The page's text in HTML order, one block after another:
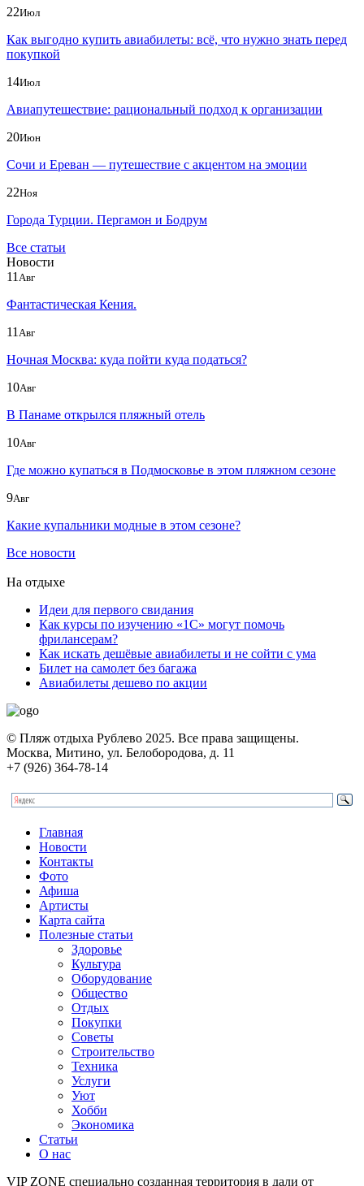
22Июл
Как выгодно купить авиабилеты: всё, что нужно знать перед
покупкой
14Июл
Авиапутешествие: рациональный подход к организации
20Июн
Сочи и Ереван — путешествие с акцентом на эмоции
22Ноя
Города Турции. Пергамон и Бодрум
Все статьи
Новости
11 Авг
Фантастическая Кения.
11 Авг
Ночная Москва: куда пойти куда податься?
10Авг
В Панаме открылся пляжный отель
10Авг
Где можно купаться в Подмосковье в этом пляжном сезоне
9Авг
Какие купальники модные в этом сезоне?
Все новости
На отдыхе
Идеи для первого свидания
Как курсы по изучению «1С» могут помочь
фрилансерам?
Как искать дешёвые авиабилеты и не сойти с ума
Билет на самолет без багажа
Авиабилеты дешево по акции
© Пляж отдыха Рублево 2025. Все права защищены.
Москва, Митино, ул. Белобородова, д. 11
+7 (926) 364-78-14
Главная
Новости
Контакты
Фото
Афиша
Артисты
Карта сайта
Полезные статьи
Здоровье
Культура
Оборудование
Общество
Отдых
Покупки
Советы
Строительство
Техника
Услуги
Уют
Хобби
Экономика
Статьи
О нас
VIP ZONE специально созданная территория в дали от